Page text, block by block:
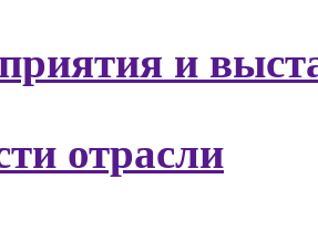
и
отрасли